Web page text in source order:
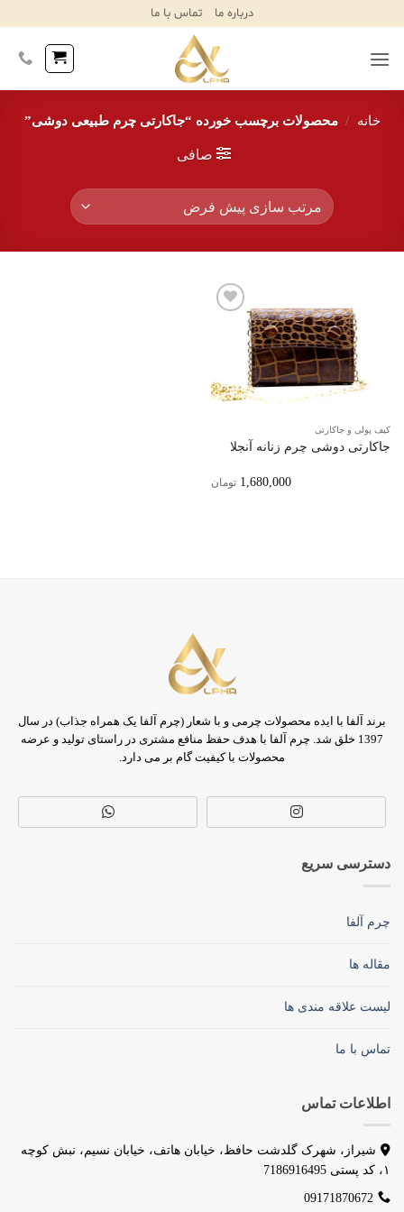
Content
درباره ما تماس با ما
خانه / محصولات برچسب خورده “جاکارتی چرم طبیعی دوشی”
صافی
افزودن
علاقه
مندی‌ها
کیف پولی و جاکارتی
جاکارتی دوشی چرم زنانه آنجلا
1,680,000 تومان
برند آلفا با ایده محصولات چرمی و با شعار (چرم آلفا یک همراه جذاب) در سال
1397 خلق شد. چرم آلفا با هدف حفظ منافع مشتری در راستای تولید و عرضه
محصولات با کیفیت گام بر می دارد.
دسترسی سریع
چرم آلفا
مقاله ها
لیست علاقه مندی ها
تماس با ما
اطلاعات تماس
شیراز، شهرک گلدشت حافظ، خیابان هاتف، خیابان نسیم، نبش کوچه
۱، کد پستی 7186916495
09171870672